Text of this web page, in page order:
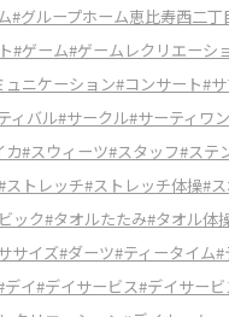
#グループホーム恵比寿西二丁
#ゲーム#ゲームレクリエーシ
ュニケーション#コンサート#
ィバル#サークル#サーティワン
カ#スウィーツ#スタッフ#ステ
ストレッチ#ストレッチ体操#
ック#タオルたたみ#タオル体
サイズ#ダーツ#ティータイム#
デイ#デイサービス#デイサー